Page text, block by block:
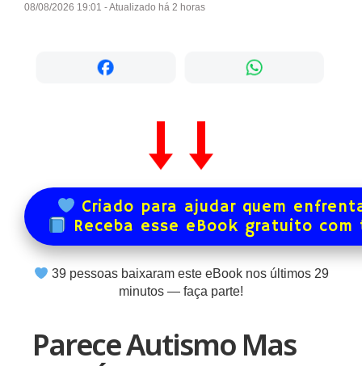
08/08/2026 19:01 - Atualizado há 2 horas
Criado para ajudar quem
Receba esse eBook gratuito
39pessoas baixaram este eBook nos últimos 29
minutos — faça parte!
Parece Autismo Mas